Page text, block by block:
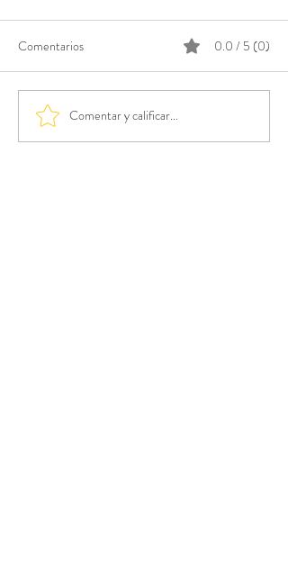
Comentarios 0.0 / 5 (0)
Comentar y calificar...